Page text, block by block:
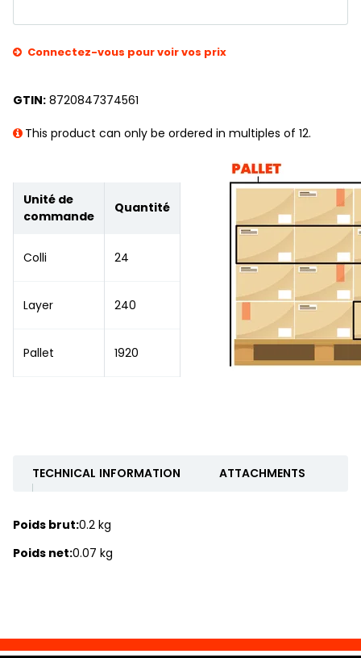
Connectez-vous pour voir vos prix
GTIN: 8720847374561
This product can only be ordered in multiples of 12.
Unité de
commande
Quantité
Colli 24
Layer 240
Pallet 1920
TECHNICAL INFORMATION ATTACHMENTS
Poids brut:0.2 kg
Poids net:0.07 kg